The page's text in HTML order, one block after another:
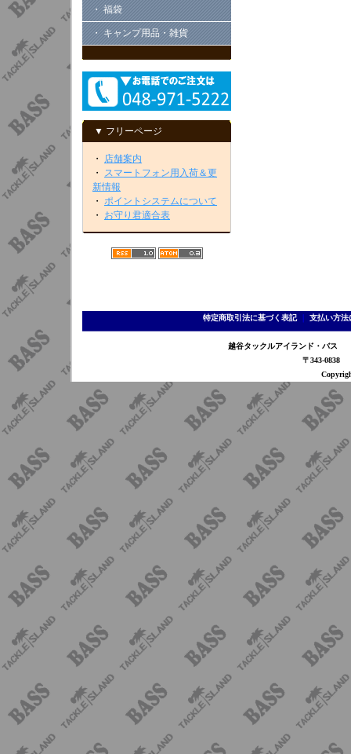
・ 福袋
・ キャンプ用品・雑貨
▼ フリーページ
・ 店舗案内
・ スマートフォン用入荷＆更
新情報
・ ポイントシステムについて
・ お守り君適合表
特定商取引法に基づく表記｜ 支払い方法
越谷タックルアイランド・バ
〒343-0838